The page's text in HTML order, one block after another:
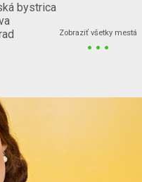
bystrica
Zobraziť všetky mestá
...